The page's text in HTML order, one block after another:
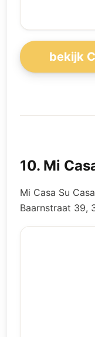
bekijk
10. Mi
Mi Casa Su
Baarnstraat 39,